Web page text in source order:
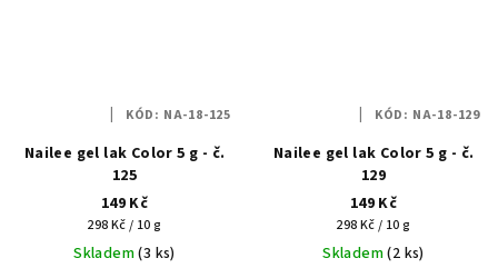
Nailee gel lak Color 5 g - č.
125
149 Kč
Měrná
cena:
298 Kč / 10 g
Skladem(3 ks)
KÓD: NA-18-125
Nailee gel lak Color 5 g - č.
129
149 Kč
Měrná
cena:
298 Kč / 10 g
Skladem(2 ks)
KÓD: NA-18-129